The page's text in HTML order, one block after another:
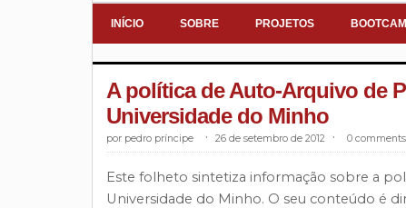
INÍCIO SOBRE PROJETOS
A política de Auto-Arquivo de
Universidade do Minho
pedro príncipe 26 de setembro de 2012 0 comments
Este folheto sintetiza informação sobre a
Universidade do Minho. O seu conteúdo é